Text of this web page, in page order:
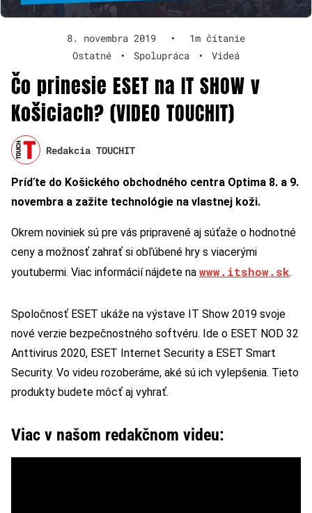
8. novembra 2019 •
1m čítanie
Ostatné
• Spolupráca • Videá
Čo prinesie ESET na IT SHOW v
Košiciach? (VIDEO TOUCHIT)
Redakcia TOUCHIT
Príďte do Košického obchodného centra Optima 8. a 9.
novembra a zažite technológie na vlastnej koži.
Okrem noviniek sú pre vás pripravené aj súťaže o hodnotné
ceny a možnosť zahrať si obľúbené hry s viacerými
youtubermi. Viac informácií nájdete na www.itshow.sk.
Spoločnosť ESET ukáže na výstave IT Show 2019 svoje
nové verzie bezpečnostného softvéru. Ide o ESET NOD 32
Anttivirus 2020, ESET Internet Security a ESET Smart
Security. Vo videu rozoberáme, aké sú ich vylepšenia. Tieto
produkty budete môcť aj vyhrať.
Viac v našom redakčnom videu: